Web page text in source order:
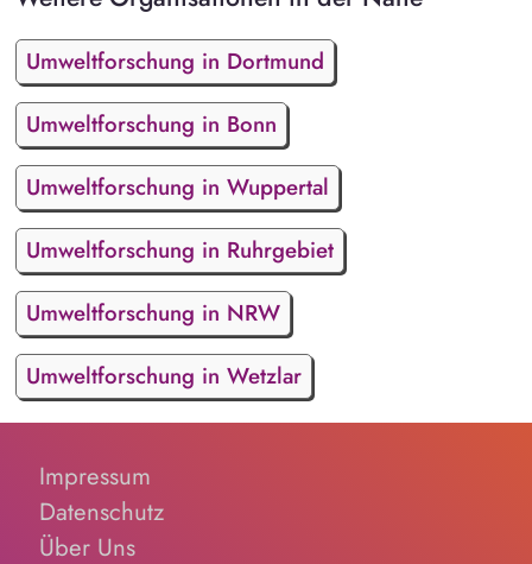
Umweltforschung in Dortmund
Umweltforschung in Bonn
Umweltforschung in Wuppertal
Umweltforschung in Ruhrgebiet
Umweltforschung in NRW
Umweltforschung in Wetzlar
Impressum
Datenschutz
Über Uns